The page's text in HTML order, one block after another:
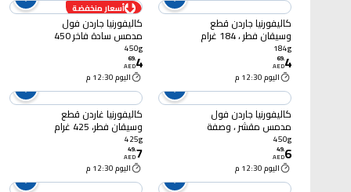
كاليفورنيا جاردن قطع
وسيقان فطر ، 184 غرام
184g
4
.
69
AED
اليوم 12:30 م
أسعار منخفضة
كاليفورنيا جاردن فول
مدمس سادة فاخر 450
غرام
450g
4
.
69
AED
اليوم 12:30 م
كاليفورنيا جاردن فول
مدمس مقشر ، وصفة
مصرية مع الكمون
والليمون، 450 غرام
450g
6
.
49
AED
اليوم 12:30 م
كاليفورنيا غاردن قطع
وسيقان فطر، 425 غرام
425g
7
.
49
AED
اليوم 12:30 م